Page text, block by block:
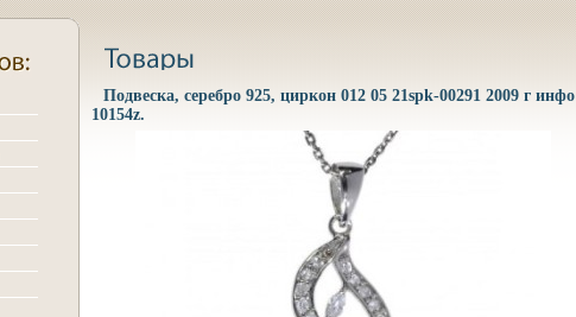
Подвеска, серебро 925, циркон 012 05 21spk-00291 2009 г инфо
10154z.